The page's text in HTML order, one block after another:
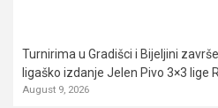
Turnirima u Gradišci i Bijeljini
ligaško izdanje Jelen Pivo 3×3 lige
August 9, 2026